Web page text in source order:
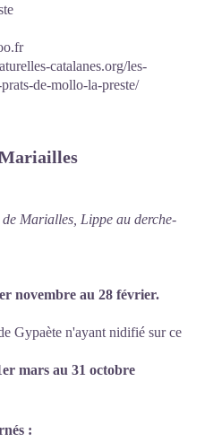
catalanes.org/les-
de-mollo-la-preste/
Marialles, Lippe au derche-
novembre au 28 février.
Gypaète n'ayant nidifié sur ce
mars au 31 octobre
: